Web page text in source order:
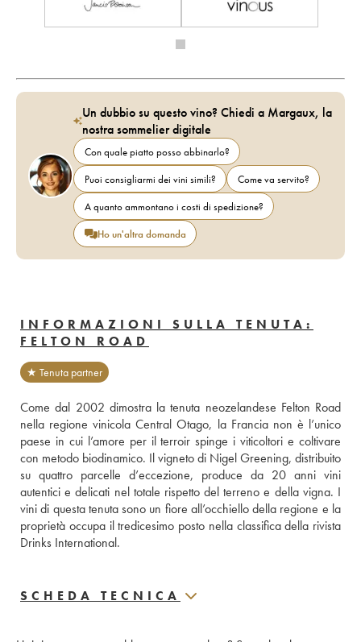
Un dubbio su questo vino? Chiedi a Margaux, la
nostra sommelier digitale
Con quale piatto posso abbinarlo?
Puoi consigliarmi dei vini simili?
Come va servito?
A quanto ammontano i costi di spedizione?
Ho un'altra domanda
INFORMAZIONI SULLA TENUTA:
FELTON ROAD
★ Tenuta partner
Come dal 2002 dimostra la tenuta neozelandese Felton Road
nella regione vinicola Central Otago, la Francia non è l’unico
paese in cui l’amore per il terroir spinge i viticoltori e coltivare
con metodo biodinamico. Il vigneto di Nigel Greening, distribuito
su quattro parcelle d’eccezione, produce da 20 anni vini
autentici e delicati nel totale rispetto del terreno e della vigna. I
vini di questa tenuta sono un fiore all’occhiello della regione e la
proprietà occupa il tredicesimo posto nella classifica della rivista
Drinks International.
SCHEDA TECNICA